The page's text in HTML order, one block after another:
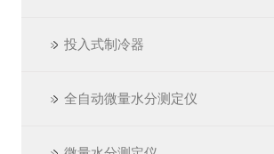
投入式制冷器
全自动微量水分测定仪